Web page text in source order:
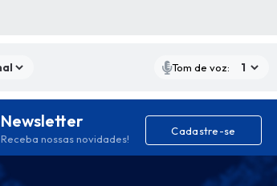
Tom de voz:
Newsletter
Receba nossas novidades!
Cadastre-se